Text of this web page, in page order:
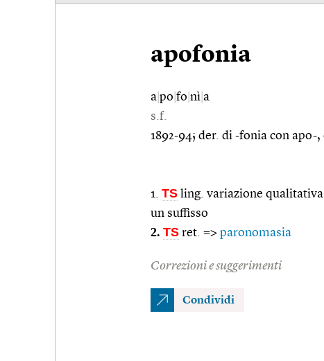
apofonia
a po fo nì a
s.f.
1892-94; der. di -fonia con apo-
1. TS ling. variazione
un suffisso
2. TS ret. => paronomasia
Correzioni e suggerimenti
Condividi